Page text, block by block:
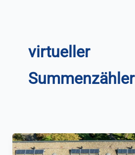
virtueller
Summenzähler